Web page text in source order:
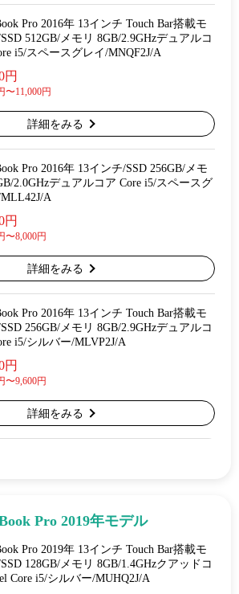
Pro 2016年 13インチ Touch Bar搭載モ
512GB/メモリ 8GB/2.9GHzデュアルコ
i5/スペースグレイ/MNQF2J/A
円
〜11,000円
詳細をみる
Pro 2016年 13インチ/SSD 256GB/メモ
2.0GHzデュアルコア Core i5/スペースグ
A
円
〜8,000円
詳細をみる
Pro 2016年 13インチ Touch Bar搭載モ
256GB/メモリ 8GB/2.9GHzデュアルコ
i5/シルバー/MLVP2J/A
円
〜9,600円
詳細をみる
Pro 2019年モデル
Pro 2019年 13インチ Touch Bar搭載モ
128GB/メモリ 8GB/1.4GHzクアッドコ
Core i5/シルバー/MUHQ2J/A